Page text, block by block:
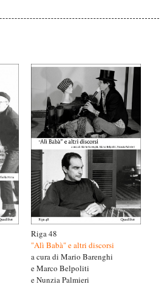
Riga 48
"Alì Babà" e altri discorsi
a cura di Mario Barenghi
e Marco Belpoliti
e Nunzia Palmieri